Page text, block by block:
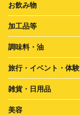
お飲み物
加工品等
調味料・油
旅行・イベント・体験
雑貨・日用品
美容